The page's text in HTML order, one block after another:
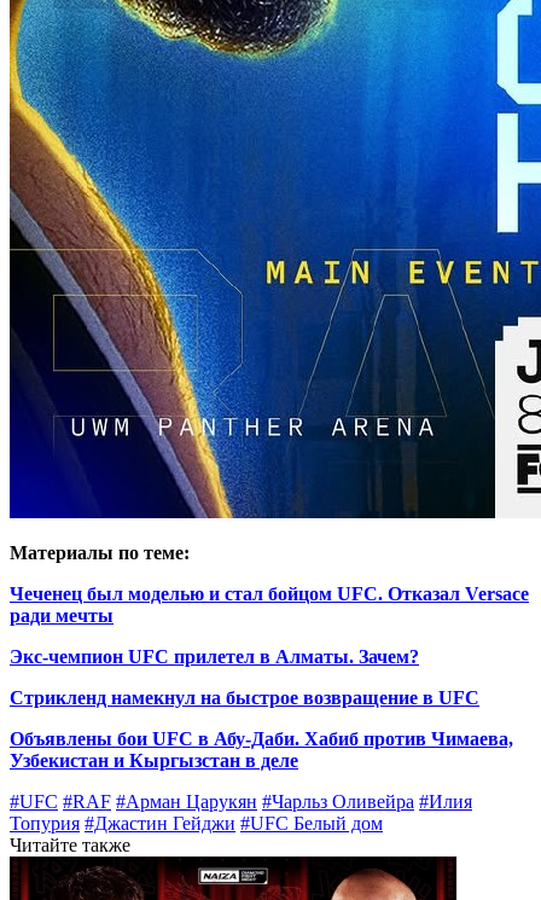
Материалы по теме:
Чеченец был моделью и стал бойцом UFC. Отказал Versace
ради мечты
Экс-чемпион UFC прилетел в Алматы. Зачем?
Стрикленд намекнул на быстрое возвращение в UFC
Объявлены бои UFC в Абу-Даби. Хабиб против Чимаева,
Узбекистан и Кыргызстан в деле
#UFC #RAF #Арман Царукян #Чарльз Оливейра #Илия
Топурия #Джастин Гейджи #UFC Белый дом
Читайте также